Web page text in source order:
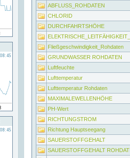
ABFLUSS_ROHDATEN
CHLORID
DURCHFAHRTSHÖHE
Fließgeschwindigkeit_Rohdaten
GRUNDWASSER ROHDATEN
Luftfeuchte
Lufttemperatur
Lufttemperatur Rohdaten
MAXIMALEWELLENHÖHE
PH-Wert
RICHTUNGSTROM
Richtung Hauptseegang
SAUERSTOFFGEHALT
SAUERSTOFFGEHALT